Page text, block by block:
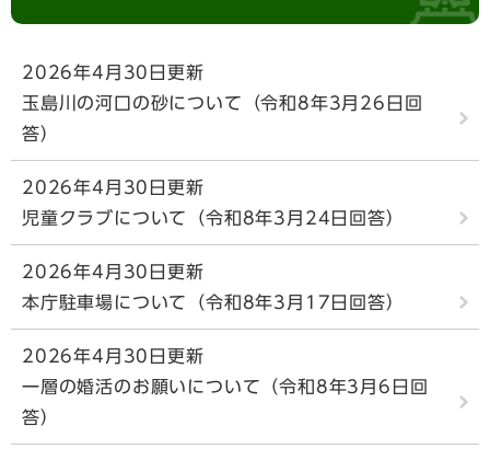
2026年4月30日更新
玉島川の河口の砂について（令和8年3月26日回
答）
2026年4月30日更新
児童クラブについて（令和8年3月24日回答）
2026年4月30日更新
本庁駐車場について（令和8年3月17日回答）
2026年4月30日更新
一層の婚活のお願いについて（令和8年3月6日回
答）